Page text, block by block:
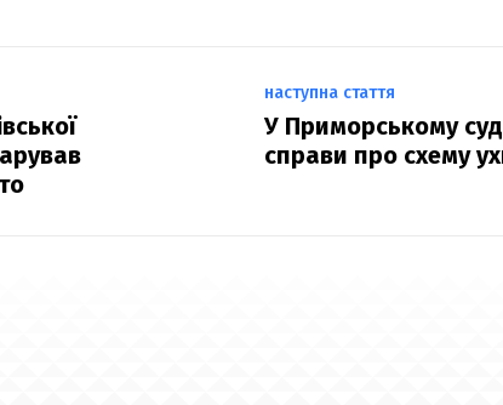
наступна стаття
У Приморському
справи про схему